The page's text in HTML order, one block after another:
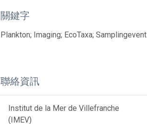
關鍵字
Plankton; Imaging; EcoTaxa; Samplingevent
聯絡資訊
Institut de la Mer de Villefranche
(IMEV)